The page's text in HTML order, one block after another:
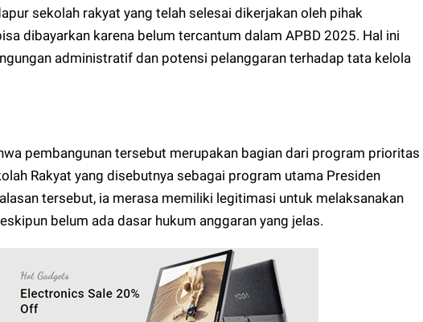
sekolah rakyat yang telah selesai dikerjakan oleh pihak
dibayarkan karena belum tercantum dalam APBD 2025. Hal ini
administratif dan potensi pelanggaran terhadap tata kelola
pembangunan tersebut merupakan bagian dari program prioritas
Rakyat yang disebutnya sebagai program utama Presiden
tersebut, ia merasa memiliki legitimasi untuk melaksanakan
belum ada dasar hukum anggaran yang jelas.